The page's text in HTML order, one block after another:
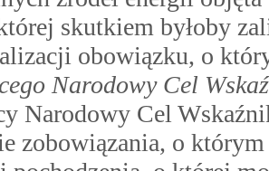
skutkiem byłoby
obowiązku, o
Narodowy Cel
Narodowy Cel
zobowiązania, o